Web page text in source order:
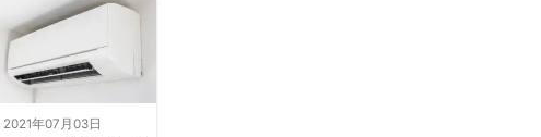
2021年07月03日